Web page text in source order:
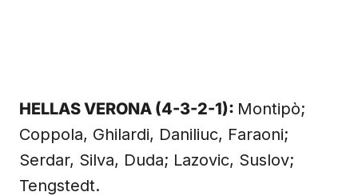
HELLAS VERONA (4-3-2-1): Montipò;
Coppola, Ghilardi, Daniliuc, Faraoni;
Serdar, Silva, Duda; Lazovic, Suslov;
Tengstedt.